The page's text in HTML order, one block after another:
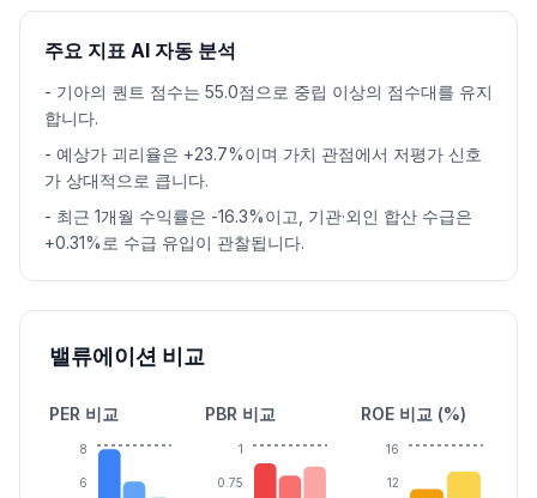
주요 지표 AI 자동 분석
- 기아의 퀀트 점수는 55.0점으로 중립 이상의 점수대를 유지
합니다.
- 예상가 괴리율은 +23.7%이며 가치 관점에서 저평가 신호
가 상대적으로 큽니다.
- 최근 1개월 수익률은 -16.3%이고, 기관·외인 합산 수급은
+0.31%로 수급 유입이 관찰됩니다.
밸류에이션 비교
PER 비교
6
8
PBR 비교
0.75
1
ROE 비교 (%)
12
16